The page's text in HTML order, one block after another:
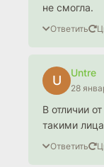
не смогла.
Ответить
U
Untre
28
В отличии
такими
Ответить